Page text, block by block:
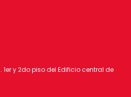
y 2do piso del Edificio central de